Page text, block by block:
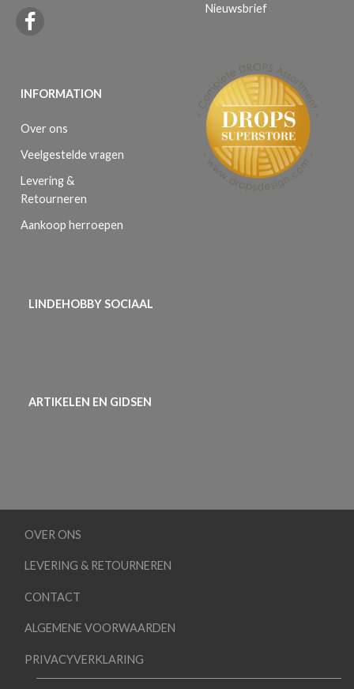
INFORMATION
Over ons
Veelgestelde vragen
Levering &
Retourneren
Aankoop herroepen
Nieuwsbrief
LINDEHOBBY SOCIAAL
ARTIKELEN EN GIDSEN
OVER ONS
LEVERING & RETOURNEREN
CONTACT
ALGEMENE VOORWAARDEN
PRIVACYVERKLARING